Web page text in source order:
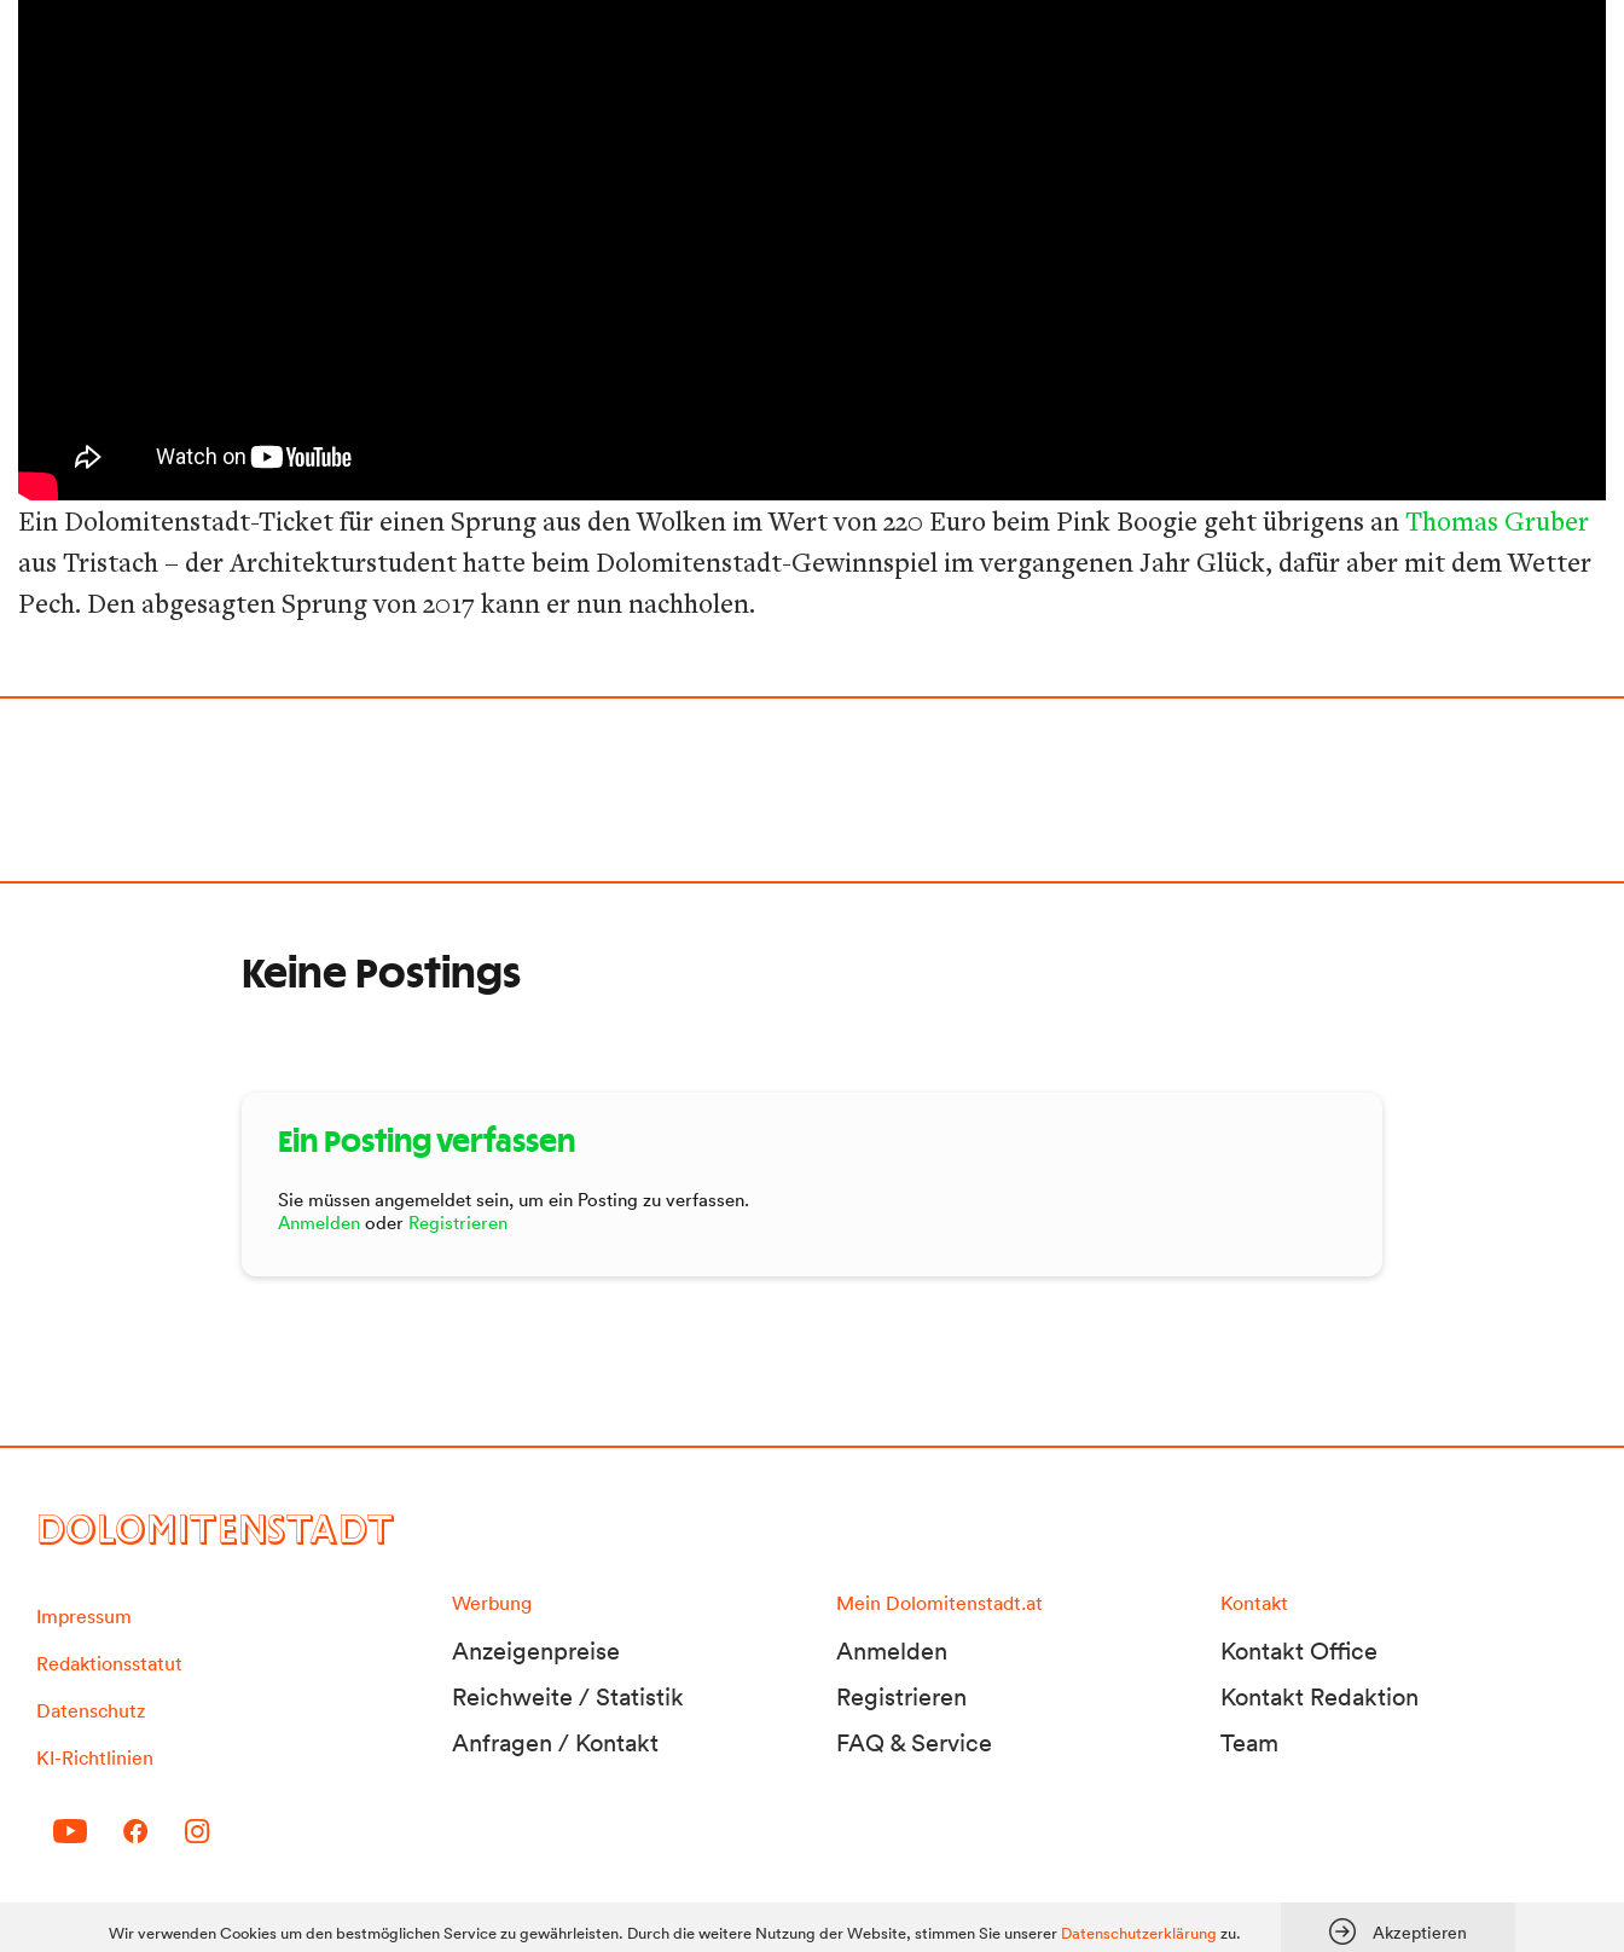
Ein Dolomitenstadt-Ticket für einen Sprung aus den Wolken im Wert von 220 Euro beim Pink Boogie geht übrigens anThomas Gruber
aus Tristach – der Architekturstudent hatte beim Dolomitenstadt-Gewinnspiel im vergangenen Jahr Glück, dafür aber mit dem Wetter
Pech. Den abgesagten Sprung von 2017 kann er nun nachholen.
Keine Postings
Ein Posting verfassen
Sie müssen angemeldet sein, um ein Posting zu verfassen.
Anmelden oder Registrieren
DOLOMITENSTADT
Impressum
Redaktionsstatut
Datenschutz
KI-Richtlinien
Werbung
Anzeigenpreise
Reichweite / Statistik
Anfragen / Kontakt
Mein Dolomitenstadt.at
Anmelden
Registrieren
FAQ & Service
Kontakt
Kontakt Office
Kontakt Redaktion
Team
© 2010-2026 Dolomitenstadt.at Dolomitenstadt Media KG, Dolomitenstraße 1 / 7. Stock, 9900 Lienz, Tel.:
Wir verwenden Cookies um den bestmöglichen Service zu gewährleisten. Durch die weitere Nutzung der Website, stimmen Sie unserer Datenschutzerklärung zu. Akzeptieren